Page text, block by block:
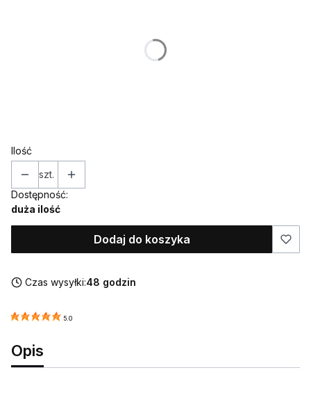
IMIĘ (w takiej formie w jakiej ma znaleźć się na toperze)
Ilość
szt.
Dostępność:
duża ilość
Dodaj do koszyka
Czas wysyłki:48 godzin
5.0
Opis